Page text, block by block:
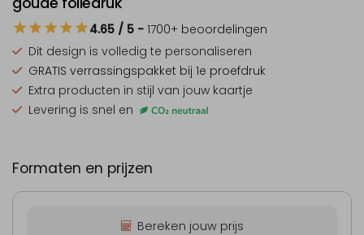
4.65 / 5 - 1700+ beoordelingen
Dit design is volledig te personaliseren
GRATIS verrassingspakket bij 1e proefdruk
Extra producten in stijl van jouw kaartje
Levering is snel en
Formaten en prijzen
Bereken jouw prijs